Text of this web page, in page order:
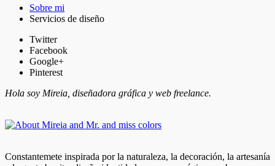
Sobre mi
Servicios de diseño
Twitter
Facebook
Google+
Pinterest
Hola soy Mireia, diseñadora gráfica y web freelance.
Constantemete inspirada por la naturaleza, la decoración, la artesanía